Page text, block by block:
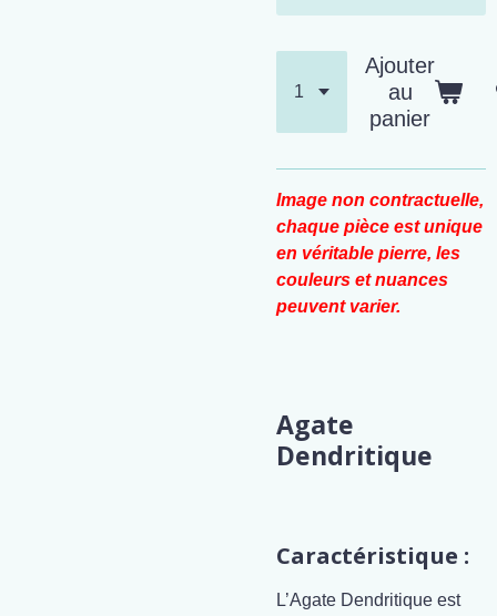
Ajouter
au
panier
Image non contractuelle,
chaque pièce est unique
en véritable pierre, les
couleurs et nuances
peuvent varier.
Agate
Dendritique
Caractéristique :
L’Agate Dendritique est